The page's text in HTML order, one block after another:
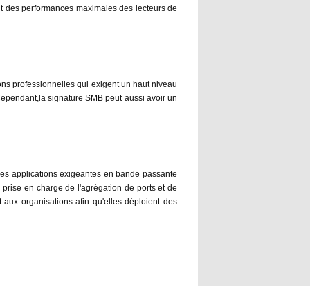
performances maximales des lecteurs de
professionnelles qui exigent un haut niveau
signature SMB peut aussi avoir un
applications exigeantes en bande passante
en charge de l'agrégation de ports et de
aux organisations afin qu'elles déploient des